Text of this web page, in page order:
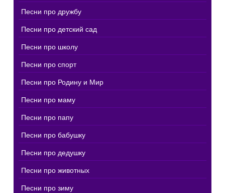
Песни про дружбу
Песни про детский сад
Песни про школу
Песни про спорт
Песни про Родину и Мир
Песни про маму
Песни про папу
Песни про бабушку
Песни про дедушку
Песни про животных
Песни про зиму